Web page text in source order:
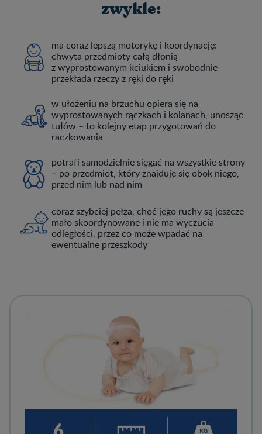
zwykle:
ma coraz lepszą motorykę i koordynację:
chwyta przedmioty całą dłonią
z wyprostowanym kciukiem i swobodnie
przekłada rzeczy z ręki do ręki
w ułożeniu na brzuchu opiera się na
wyprostowanych rączkach i kolanach, unosząc
tułów – to kolejny etap przygotowań do
raczkowania
potrafi samodzielnie sięgać na wszystkie strony
– po przedmiot, który znajduje się obok niego,
przed nim lub nad nim
coraz szybciej pełza, choć jego ruchy są jeszcze
mało skoordynowane i nie ma wyczucia
odległości, przez co może wpadać na
ewentualne przeszkody